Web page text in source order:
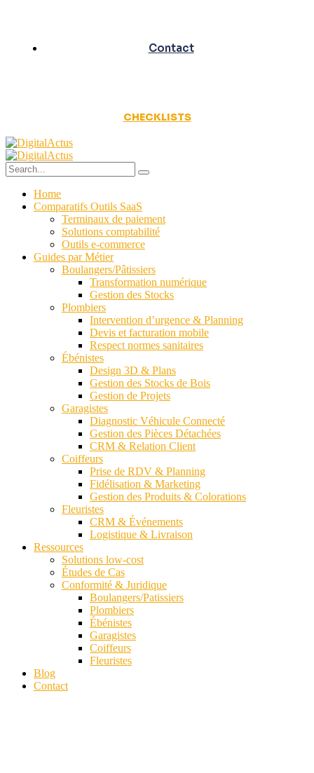
Contact
CHECKLISTS
Home
Comparatifs Outils SaaS
Terminaux de paiement
Solutions comptabilité
Outils e-commerce
Guides par Métier
Boulangers/Pâtissiers
Transformation numérique
Gestion des Stocks
Plombiers
Intervention d’urgence & Planning
Devis et facturation mobile
Respect normes sanitaires
Ébénistes
Design 3D & Plans
Gestion des Stocks de Bois
Gestion de Projets
Garagistes
Diagnostic Véhicule Connecté
Gestion des Pièces Détachées
CRM & Relation Client
Coiffeurs
Prise de RDV & Planning
Fidélisation & Marketing
Gestion des Produits & Colorations
Fleuristes
CRM & Événements
Logistique & Livraison
Ressources
Solutions low-cost
Études de Cas
Conformité & Juridique
Boulangers/Patissiers
Plombiers
Ébénistes
Garagistes
Coiffeurs
Fleuristes
Blog
Contact